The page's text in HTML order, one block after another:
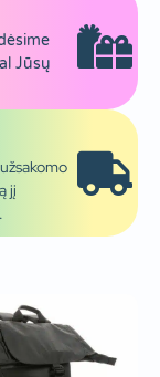
Jūsų
jį